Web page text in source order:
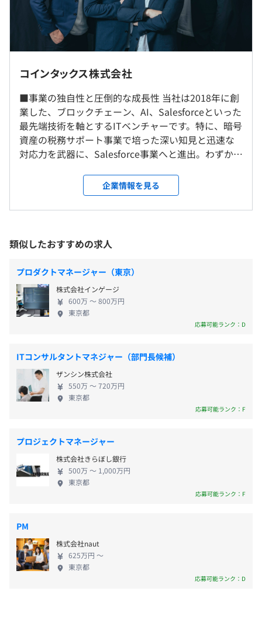
■段階的な研修で着実にスキルアップ
入社後、安心してプロジェクトにジョインできるよう、レ
まずは座学研修で基礎知識をしっかりと学び、次に
Salesforce構築トレーニングで実践的なスキルを習得しま
す。その後は実践トレーニングで少しずつ業務に慣れてい
ただき、無理なく成長できる環境です。
独り立ち後も、困ったことがあればいつでも先輩に相談で
きる体制が整っているので、安心して業務に取り組むこと
ができます。
【組織風土】
■柔軟で風通しのよい組織体制
平均年齢29歳と若い世代が中心の、部署や役職に関係な
く意見を自由に発信できる組織です。フルフレックス制度
を導入し、ひとりひとりが自分の意見を尊重して働ける柔
【技術スタック】
▼対応可能製品
Sales Cloud／Service Cloud／Account Engagement／
Experience Cloud／Partner Community／Customer
フル出社での勤務となります。
＜雇入時＞
大阪本社
＜変更範囲＞
会社の定める場所
受動喫煙防止措置に関する事項
■地下鉄四ツ橋線「西梅田駅」より徒歩5分
■JR線「北新地駅」より徒歩5分
標準的な勤務例｜9:00〜18:00
◎フレックスタイム制（コアタイムなし）
※8:00～22:00の間で自由に勤務時間を設定可能！
休憩時間：60分
平均残業時間：平均15時間／月
■完全週休2日制（土日祝）
■年末年始休暇
■夏季休暇
■産休・育休
■介護休暇
■生理休暇
◎5日以上の連続休暇取得可能
◎1時間ごとに有給休暇取得可能
■通勤手当：会社規定に基づき支給（上限：月額25,000
円）
■残業手当：1分単位で支給
■資格取得手当：会社指定の資格を取得した場合、手当を
賞与：年3回
コインタックス株式会社
■事業の独自性と圧倒的な成長性 当社は2018年に創
業した、ブロックチェーン、AI、Salesforceといった
最先端技術を軸とするITベンチャーです。特に、暗号
資産の税務サポート事業で培った深い知見と迅速な
対応力を武器に、Salesforce事業へと進出。わずか1
遂げました。 「暗号資産×SI×クリエイティブ」と
いう一見、異色に見える事業の組み合わせは、常に
「これからの可能性」を問い続けてきた結果です。各
企業やユーザーにこれまでにない新しい価値を提供
しています。今後はAIやWeb3.0、クリエイティブ分
野など、さらなる多角的な事業展開を見据え、進化
を続けていきます。 ■先行投資とスピード感を追求
する挑戦的なカルチャー 当社の強みは、何よりも
「時代を先読みし、果敢に挑戦する」カルチャーで
す。社員の声に積極的に耳を傾けるフラットな社風
が根付いています。 象徴的な例として、昨年、日本
国内でもいち早くSalesforceの提供を開始した生成AI
プロダクトの導入・検証に着手しました。その結
果、他社に先駆けて「関西で生成AI×Salesforceとい
えばコインタックス！」というポジションを確立。
拡大しました。こうした「先行投資」と「スピード
感」を追求する姿勢こそが、当社の成長を支える最
大の原動力です。 ■即戦力として活躍し、未来を切
り拓く仲間へ わたしたちは、日々リリースされる新
しい価値や製品にワクワクしながら、Salesforceの世
求めています。これまでに培ってきた経験とスキルを
存分に発揮し、当社の急成長を加速させる中核メン
バーとしてご活躍ください。新しい挑戦とキャリア
アップのチャンスは無限に広がっています。あなたの
企業情報を見る
類似したおすすめの求人
プロダクトマネージャー（東京）
株式会社インゲージ
600万 〜 800万円
東京都
応募可能ランク：D
ITコンサルタントマネジャー（部門長候補）
ザンシン株式会社
550万 〜 720万円
東京都
応募可能ランク：F
プロジェクトマネージャー
株式会社きらぼし銀行
500万 〜 1,000万円
東京都
応募可能ランク：F
PM
株式会社naut
625万円 〜
東京都
応募可能ランク：D